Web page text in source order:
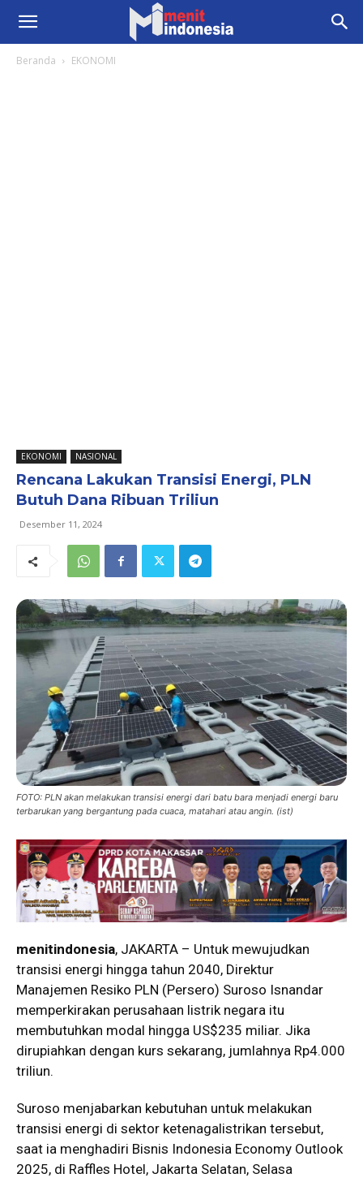
Beranda EKONOMI
EKONOMI NASIONAL
Rencana Lakukan Transisi Energi, PLN
Butuh Dana Ribuan Triliun
Desember 11, 2024
FOTO: PLN akan melakukan transisi energi dari batu bara menjadi energi baru
terbarukan yang bergantung pada cuaca, matahari atau angin. (ist)
menitindonesia, JAKARTA – Untuk mewujudkan
transisi energi hingga tahun 2040, Direktur
Manajemen Resiko PLN (Persero) Suroso Isnandar
memperkirakan perusahaan listrik negara itu
membutuhkan modal hingga US$235 miliar. Jika
dirupiahkan dengan kurs sekarang, jumlahnya Rp4.000
triliun.
Suroso menjabarkan kebutuhan untuk melakukan
transisi energi di sektor ketenagalistrikan tersebut,
saat ia menghadiri Bisnis Indonesia Economy Outlook
2025, di Raffles Hotel, Jakarta Selatan, Selasa